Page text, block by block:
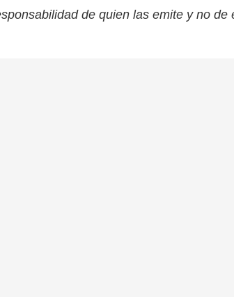
de quien las emite y no